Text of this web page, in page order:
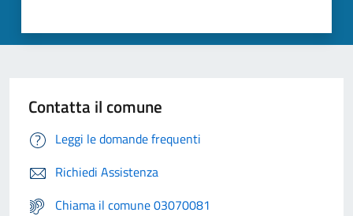
Contatta il comune
Leggi le domande frequenti
Richiedi Assistenza
Chiama il comune 03070081